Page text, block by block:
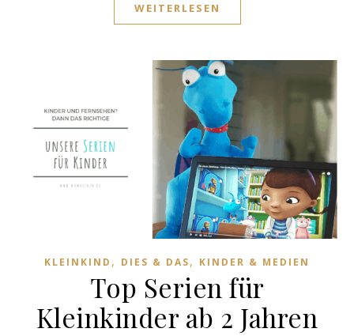
WEITERLESEN
KLEINKIND , DIES & DAS, KINDER & MEDIEN
Top Serien für
Kleinkinder ab 2 Jahren